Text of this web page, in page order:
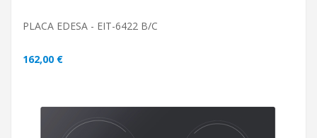
PLACA EDESA - EIT-6422 B/C
162,00 €